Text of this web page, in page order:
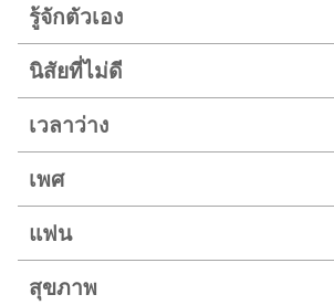
รู้จักตัวเอง
นิสัยที่ไม่ดี
เวลาว่าง
เพศ
แฟน
สุขภาพ